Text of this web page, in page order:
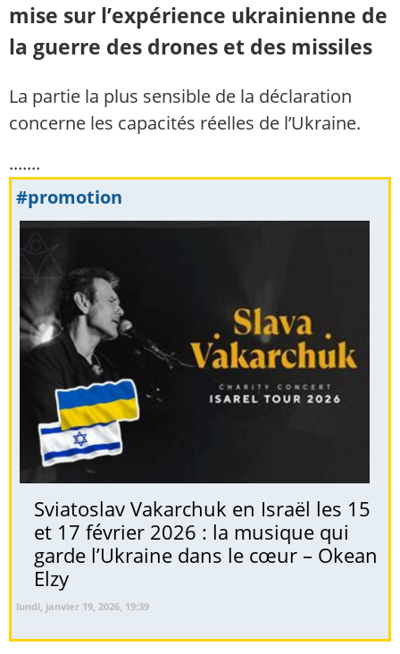
mise sur l’expérience ukrainienne de
la guerre des drones et des missiles
La partie la plus sensible de la déclaration
concerne les capacités réelles de l’Ukraine.
.......
#promotion
Sviatoslav Vakarchuk en Israël les 15
et 17 février 2026 : la musique qui
garde l’Ukraine dans le cœur – Okean
Elzy
lundi, janvier 19, 2026, 19:39